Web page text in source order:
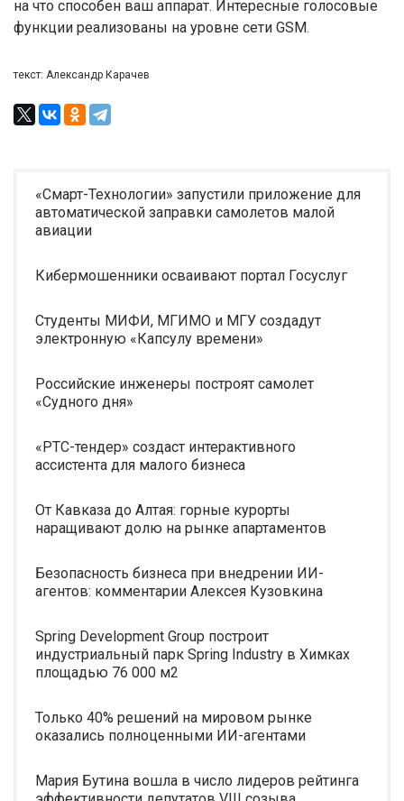
на что способен ваш аппарат. Интересные голосовые
функции реализованы на уровне сети GSM.
текст: Александр Карачев
«Смарт-Технологии» запустили приложение для
автоматической заправки самолетов малой
авиации
Кибермошенники осваивают портал Госуслуг
Студенты МИФИ, МГИМО и МГУ создадут
электронную «Капсулу времени»
Российские инженеры построят самолет
«Судного дня»
«РТС-тендер» создаст интерактивного
ассистента для малого бизнеса
От Кавказа до Алтая: горные курорты
наращивают долю на рынке апартаментов
Безопасность бизнеса при внедрении ИИ-
агентов: комментарии Алексея Кузовкина
Spring Development Group построит
индустриальный парк Spring Industry в Химках
площадью 76 000 м2
Только 40% решений на мировом рынке
оказались полноценными ИИ-агентами
Мария Бутина вошла в число лидеров рейтинга